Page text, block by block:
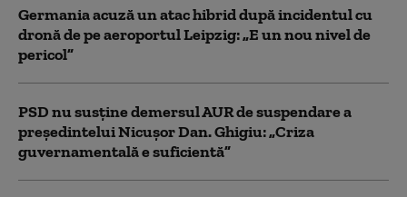
Germania acuză un atac hibrid după incidentul cu
dronă de pe aeroportul Leipzig: „E un nou nivel de
pericol”
PSD nu susține demersul AUR de suspendare a
președintelui Nicușor Dan. Ghigiu: „Criza
guvernamentală e suficientă”